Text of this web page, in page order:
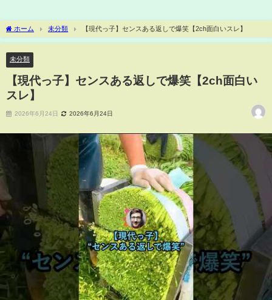
ホーム 未分類 【現代っ子】センスある返しで爆笑【2ch面白いスレ】
未分類
【現代っ子】センスある返しで爆笑【2ch面白い
スレ】
2026年6月24日 2026年6月24日